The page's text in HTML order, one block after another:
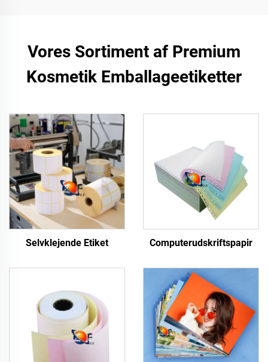
Vores Sortiment af Premium
Kosmetik Emballageetiketter
Selvklejende Etiket Computerudskriftspapir